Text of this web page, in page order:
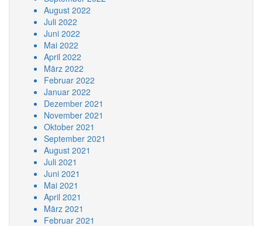
August 2022
Juli 2022
Juni 2022
Mai 2022
April 2022
März 2022
Februar 2022
Januar 2022
Dezember 2021
November 2021
Oktober 2021
September 2021
August 2021
Juli 2021
Juni 2021
Mai 2021
April 2021
März 2021
Februar 2021